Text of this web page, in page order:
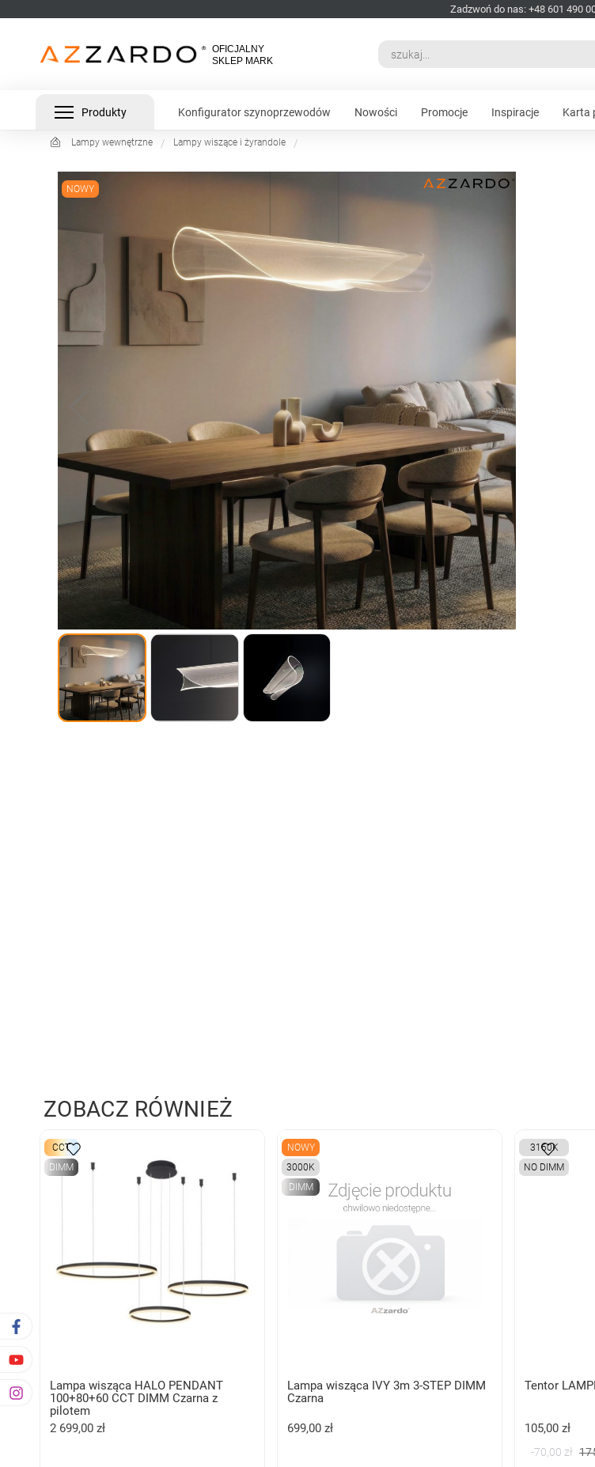
Zadzwoń do nas: +48 601 490
Produkty Konfigurator szynoprzewodów Nowości Promocje Inspiracje Karta
Lampy wewnętrzne Lampy wiszące i żyrandole
NOWY
ZOBACZ RÓWNIEŻ
CCT
DIMM
Lampa wisząca HALO PENDANT
100+80+60 CCT DIMM Czarna z
pilotem
2 699,00 zł
NOWY
3000K
DIMM
Lampa wisząca IVY 3m 3-STEP DIMM
Czarna
699,00 zł
3160K
NO DIMM
Tentor
105,00 zł
-70,00 zł